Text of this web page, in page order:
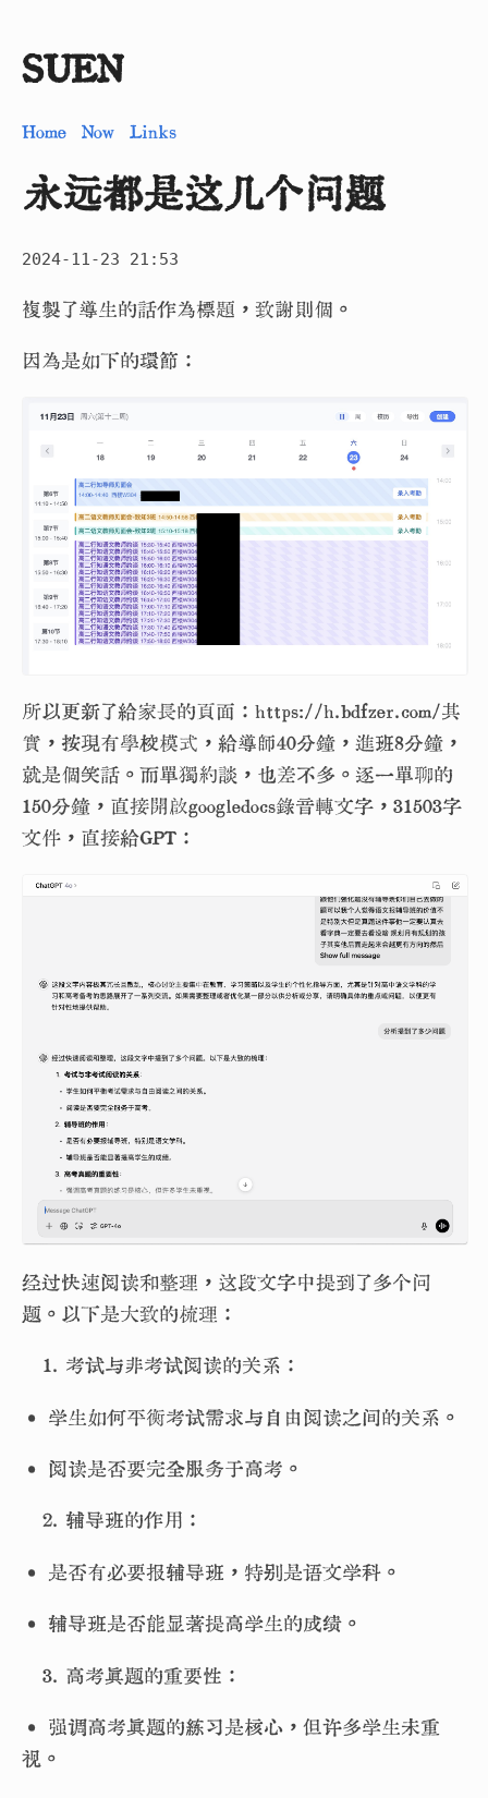
SUEN
Home Now Links
永远都是这几个问题
2024-11-23 21:53
複製了導生的話作為標題，致謝則個。
因為是如下的環節：
所以更新了給家長的頁面：https://h.bdfzer.com/其
實，按現有學校模式，給導師40分鐘，進班8分鐘，
就是個笑話。而單獨約談，也差不多。逐一單聊的
150分鐘，直接開啟googledocs錄音轉文字，31503字
文件，直接給GPT：
经过快速阅读和整理，这段文字中提到了多个问
题。以下是大致的梳理：
考试与非考试阅读的关系：
• 学生如何平衡考试需求与自由阅读之间的关系。
• 阅读是否要完全服务于高考。
辅导班的作用：
• 是否有必要报辅导班，特别是语文学科。
• 辅导班是否能显著提高学生的成绩。
高考真题的重要性：
• 强调高考真题的练习是核心，但许多学生未重
视。